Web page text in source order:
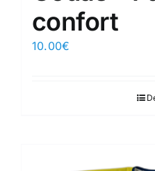
confort
10.00€